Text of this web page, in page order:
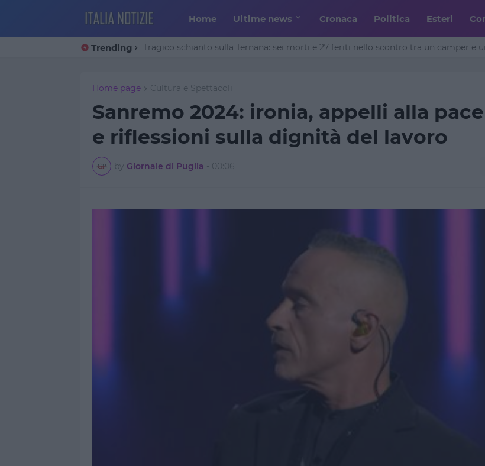
Home Ultime news Cronaca Politica Esteri
Trending Tragico schianto sulla Ternana: sei morti e 27 feriti nello scontro tra un camper e
Home page Cultura e Spettacoli
Sanremo 2024: ironia, appelli alla pace
e riflessioni sulla dignità del lavoro
by Giornale di Puglia - 00:06